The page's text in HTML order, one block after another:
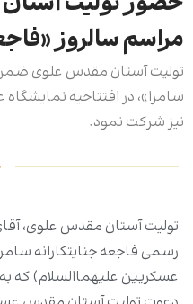
مراسم سالروز
تولیت آستان مقدس علوی
سامرا»، در افتتاحیه
نیز شرکت نمود.
تولیت آستان مقدس علوی،
رسمی فاجعه جنایتکارانه
عسکریین علیهماالسلام) که